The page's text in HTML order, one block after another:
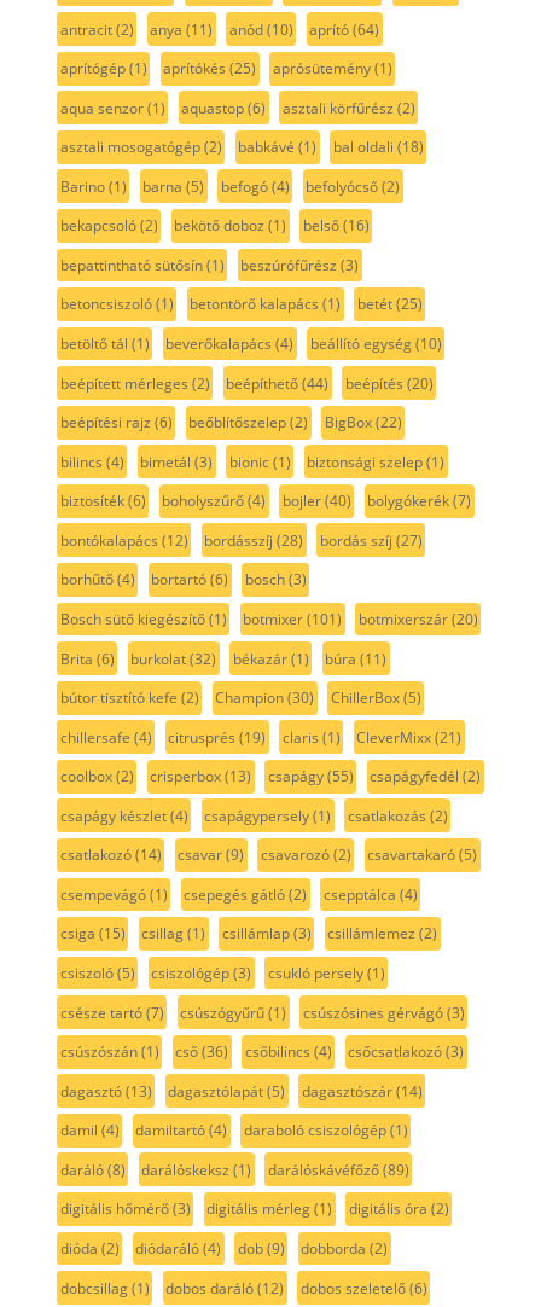
antracit(2) anya (11) anód(10) aprító(64)
aprítógép(1) aprítókés (25) aprósütemény(1)
aqua senzor(1) aquastop(6) asztali körfűrész (2)
asztali mosogatógép(2) babkávé (1) bal oldali (18)
Barino(1) barna (5) befogó(4) befolyócső(2)
bekapcsoló(2) bekötő doboz (1) belső(16)
bepattintható sütősín(1) beszúrófűrész (3)
betoncsiszoló(1) betontörő kalapács (1) betét(25)
betöltő tál (1) beverőkalapács (4) beállító egység(10)
beépített mérleges (2) beépíthető(44) beépítés (20)
beépítési rajz (6) beőblítőszelep(2) BigBox(22)
bilincs (4) bimetál (3) bionic(1) biztonsági szelep(1)
biztosíték(6) boholyszűrő(4) bojler(40) bolygókerék(7)
bontókalapács (12) bordásszíj (28) bordás szíj (27)
borhűtő(4) bortartó(6) bosch(3)
Bosch sütő kiegészítő(1) botmixer(101) botmixerszár(20)
Brita (6) burkolat(32) békazár(1) búra (11)
bútor tisztító kefe (2) Champion(30) ChillerBox(5)
chillersafe (4) citrusprés (19) claris (1) CleverMixx(21)
coolbox(2) crisperbox(13) csapágy(55) csapágyfedél (2)
csapágy készlet(4) csapágypersely(1) csatlakozás (2)
csatlakozó(14) csavar(9) csavarozó(2) csavartakaró(5)
csempevágó(1) csepegés gátló(2) csepptálca (4)
csiga (15) csillag(1) csillámlap(3) csillámlemez (2)
csiszoló(5) csiszológép(3) csukló persely(1)
csésze tartó(7) csúszógyűrű(1) csúszósines gérvágó(3)
csúszószán(1) cső(36) csőbilincs (4) csőcsatlakozó(3)
dagasztó(13) dagasztólapát(5) dagasztószár(14)
damil (4) damiltartó(4) daraboló csiszológép(1)
daráló(8) darálóskeksz (1) darálóskávéfőző(89)
digitális hőmérő(3) digitális mérleg(1) digitális óra (2)
dióda (2) diódaráló(4) dob(9) dobborda (2)
dobcsillag(1) dobos daráló(12) dobos szeletelő(6)